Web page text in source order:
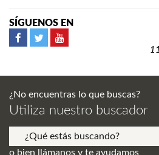
SÍGUENOS EN
¿No encuentras lo que buscas?
Utiliza nuestro buscador
o bien llámanos y te ayudamos